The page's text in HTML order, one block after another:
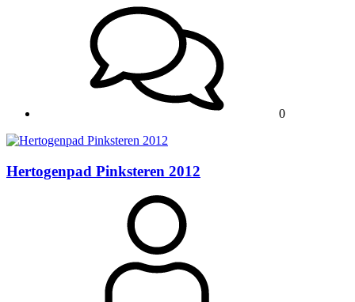
0
Hertogenpad Pinksteren 2012